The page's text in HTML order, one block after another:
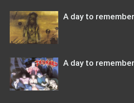
A day to
A day to